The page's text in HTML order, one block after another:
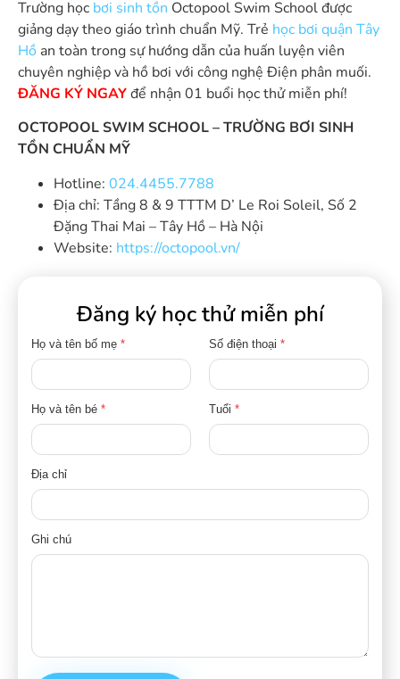
Trường học bơi sinh tồn Octopool Swim School được
giảng dạy theo giáo trình chuẩn Mỹ. Trẻ học bơi quận Tây
Hồ an toàn trong sự hướng dẫn của huấn luyện viên
chuyên nghiệp và hồ bơi với công nghệ Điện phân muối.
ĐĂNG KÝ NGAYđể nhận 01 buổi học thử miễn phí!
OCTOPOOL SWIM SCHOOL – TRƯỜNG BƠI SINH
TỒN CHUẨN MỸ
Hotline: 024.4455.7788
Địa chỉ: Tầng 8 & 9 TTTM D’ Le Roi Soleil, Số 2
Đặng Thai Mai – Tây Hồ – Hà Nội
Website: https://octopool.vn/
Đăng ký học thử miễn phí
Họ và tên bố mẹ * Số điện thoại *
Họ và tên bé * Tuổi *
Địa chỉ
Ghi chú